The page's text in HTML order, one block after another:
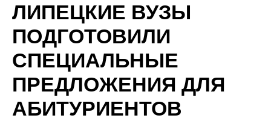
ЛИПЕЦКИЕ ВУЗЫ
ПОДГОТОВИЛИ
СПЕЦИАЛЬНЫЕ
ПРЕДЛОЖЕНИЯ ДЛЯ
АБИТУРИЕНТОВ